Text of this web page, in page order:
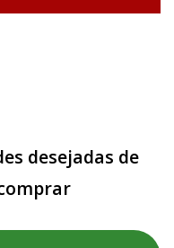
desejadas de